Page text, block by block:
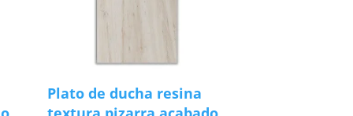
Plato de ducha resina